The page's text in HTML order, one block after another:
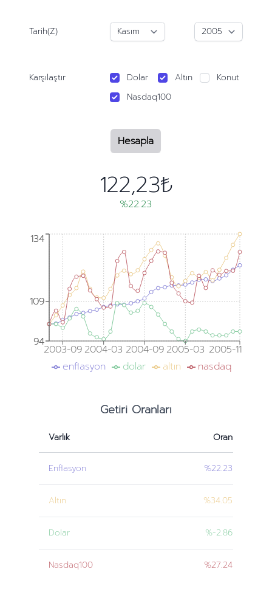
Tarih(Z)
Karşılaştır Dolar Altın
Konut
Nasdaq100
Hesapla
122,23₺
%22.23
2003-09 2004-03 2004-09 2005-03 2005-11
94
109
134
94
109
134
enflasyon dolar altın nasdaq
Getiri Oranları
Varlık Oran
Enflasyon %22.23
Altın %34.05
Dolar %-2.86
Nasdaq100 %27.24